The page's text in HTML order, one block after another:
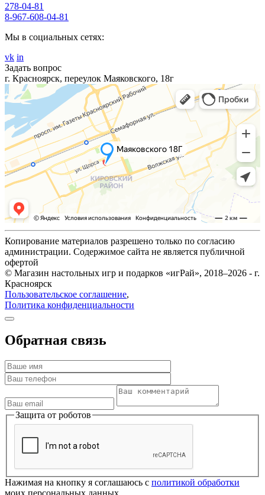
278-04-81
8-967-608-04-81
Мы в социальных сетях:
vk in
Задать вопрос
г. Красноярск, переулок Маяковского, 18г
Копирование материалов разрешено только по согласию
администрации. Содержимое сайта не является публичной
офертой
© Магазин настольных игр и подарков «игРай», 2018–2026 - г.
Красноярск
Пользовательское соглашение,
Политика конфиденциальности
Обратная связь
Защита от роботов
Нажимая на кнопку я соглашаюсь с политикой обработки
моих персональных данных